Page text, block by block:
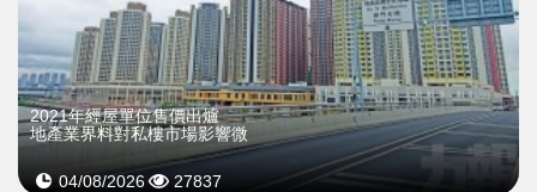
2021年經屋單位售價出爐
地產業界料對私樓市場影響微
04/08/2026 27837